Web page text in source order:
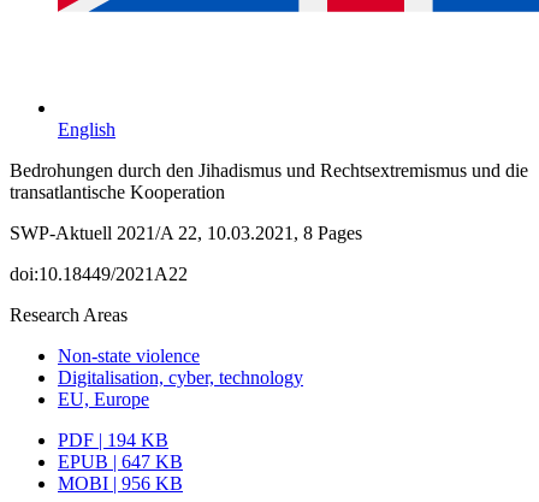
English
Bedrohungen durch den Jihadismus und Rechtsextremismus und die
transatlantische Kooperation
SWP-Aktuell 2021/A 22, 10.03.2021, 8 Pages
doi:10.18449/2021A22
Research Areas
Non-state violence
Digitalisation, cyber, technology
EU, Europe
PDF | 194 KB
EPUB | 647 KB
MOBI | 956 KB